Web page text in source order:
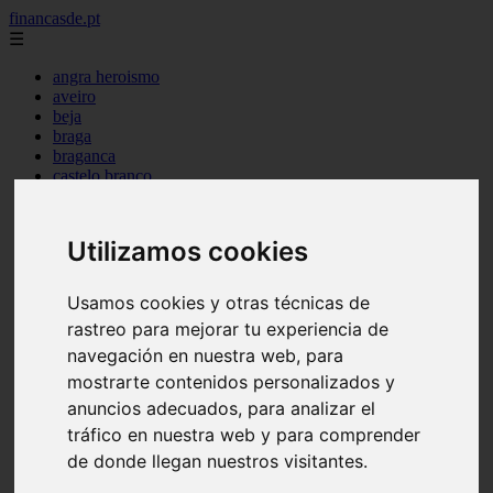
Utilizamos cookies
Usamos cookies y otras técnicas de
rastreo para mejorar tu experiencia de
navegación en nuestra web, para
mostrarte contenidos personalizados y
anuncios adecuados, para analizar el
tráfico en nuestra web y para comprender
de donde llegan nuestros visitantes.
financasde.pt
☰
angra heroismo
aveiro
beja
braga
braganca
castelo branco
guarda
leiria
lisboa
madeira
ponta delgada
portalegre
porto
santarem
setubal
viana castelo
vila real